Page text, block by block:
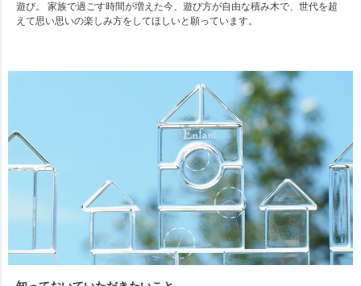
遊び。 家族で過ごす時間が増えた今、遊び方が自由な積み木で、世代を超
えて思い思いの楽しみ方をしてほしいと願っています。